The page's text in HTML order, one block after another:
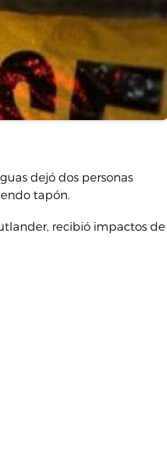
dejó dos personas
tapón.
recibió impactos de